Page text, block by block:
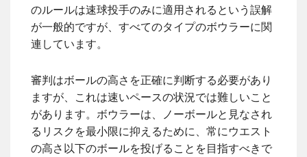
のルールは速球投手のみに適用されるという誤解
が一般的ですが、すべてのタイプのボウラーに関
連しています。
審判はボールの高さを正確に判断する必要があり
ますが、これは速いペースの状況では難しいこと
があります。ボウラーは、ノーボールと見なされ
るリスクを最小限に抑えるために、常にウエスト
の高さ以下のボールを投げることを目指すべきで